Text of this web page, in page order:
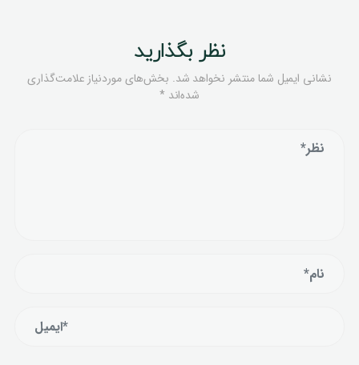
نظر بگذارید
نشانی ایمیل شما منتشر نخواهد شد. بخش‌های موردنیاز علامت‌گذاری
شده‌اند *